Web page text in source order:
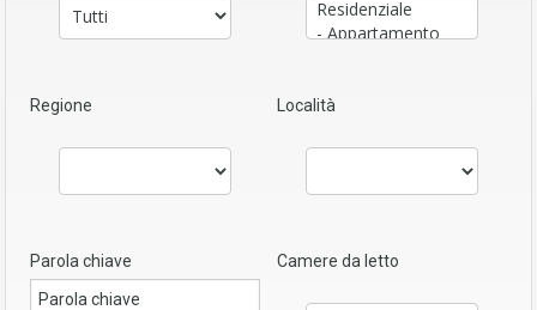
Regione Località
Parola chiave Camere da letto